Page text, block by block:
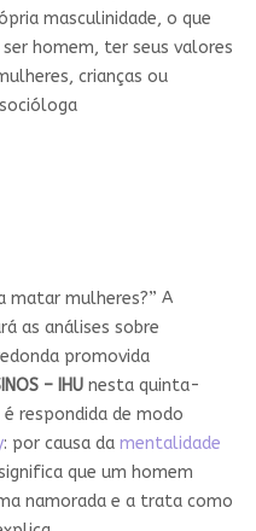
masculinidade, o que
homem, ter seus valores
crianças ou
matar mulheres?” A
as análises sobre
promovida
– IHU nesta quinta-
respondida de modo
: por causa da mentalidade
que um homem
namorada e a trata como